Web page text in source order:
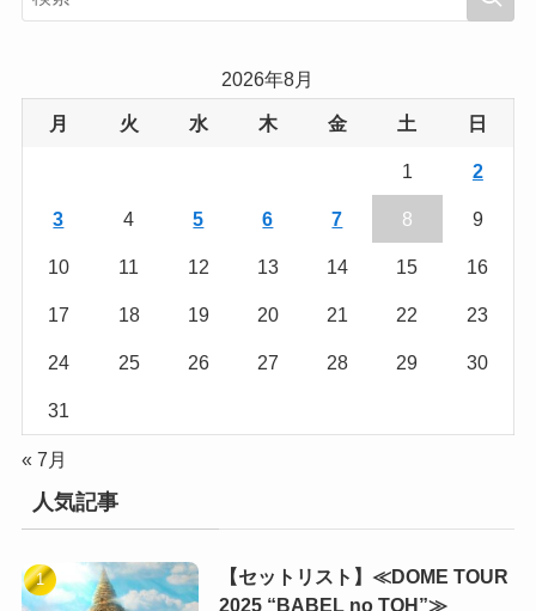
2026年8月
月 火 水 木 金 土 日
1 2
3 4 5 6 7 8 9
10 11 12 13 14 15 16
17 18 19 20 21 22 23
24 25 26 27 28 29 30
31
« 7月
人気記事
【セットリスト】≪DOME TOUR
2025 “BABEL no TOH”≫